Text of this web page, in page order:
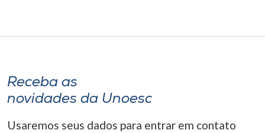
Receba as
novidades da Unoesc
Usaremos seus dados para entrar em contato